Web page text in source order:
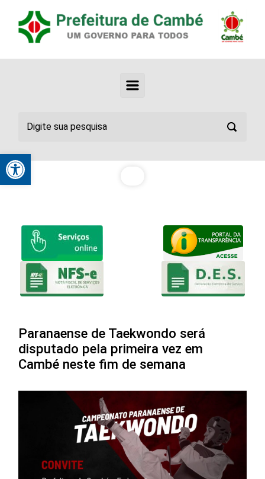
Paranaense de Taekwondo será
disputado pela primeira vez em
Cambé neste fim de semana
Abrir a barra de ferramentas